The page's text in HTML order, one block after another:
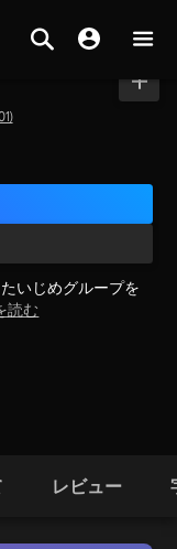
いじめグループを
読む
レビュー